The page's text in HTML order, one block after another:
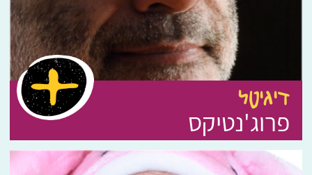
דיגיטל
פרוג'נטיקס